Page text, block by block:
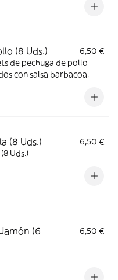
(8 Uds.)
6,50 €
de pechuga de pollo
con salsa barbacoa.
(8 Uds.)
6,50 €
Uds.)
(6
6,50 €